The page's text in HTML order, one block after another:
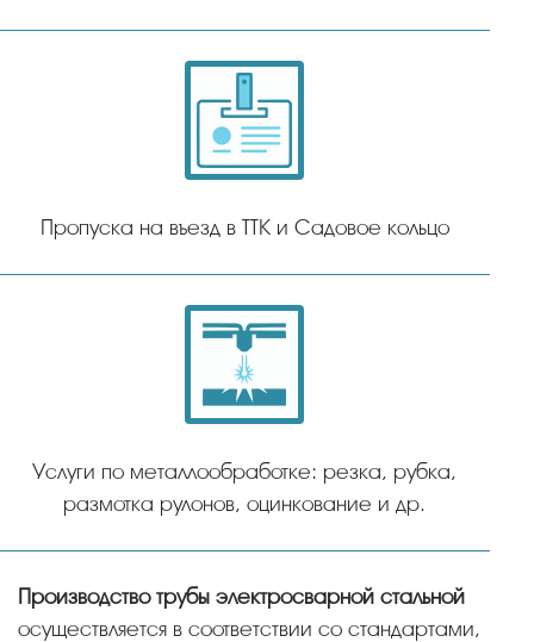
Пропуска на въезд в ТТК и Садовое кольцо
Услуги по металлообработке: резка, рубка,
размотка рулонов, оцинкование и др.
Производство трубы электросварной стальной
осуществляется в соответствии со стандартами,